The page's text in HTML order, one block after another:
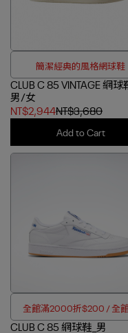
簡潔經典的風格網球鞋
CLUB C 85 VINTAGE 網球
男/女
NT$2,944NT$3,680
Add to Cart
全館滿2000折$200 / 全
4000折$350
CLUB C 85 網球鞋_男